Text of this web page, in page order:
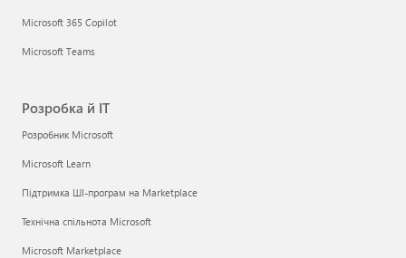
Microsoft 365 Copilot
Microsoft Teams
Розробка й ІТ
Розробник Microsoft
Microsoft Learn
Підтримка ШІ-програм на Marketplace
Технічна спільнота Microsoft
Microsoft Marketplace